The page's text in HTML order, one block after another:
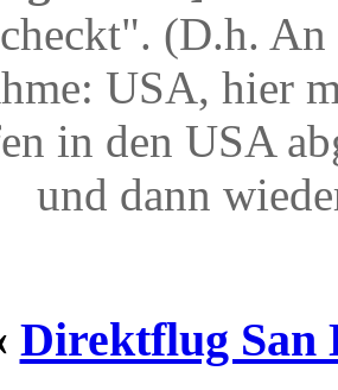
(D.h.
USA, hier
in den USA
und dann
Direktflug San